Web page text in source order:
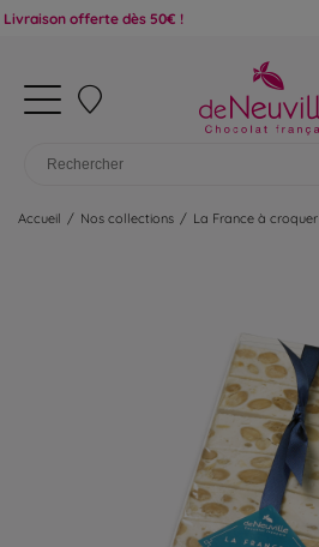
offerte dès 50€ !
Accueil / Nos collections / La France à croquer